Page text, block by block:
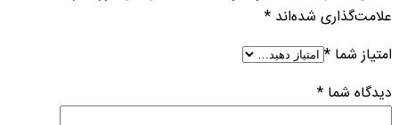
علامت‌گذاری شده‌اند *
امتیاز شما *
دیدگاه شما *